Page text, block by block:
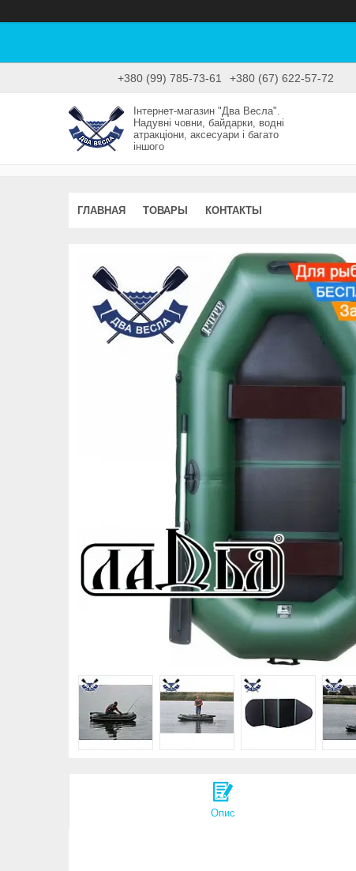
+380 (99) 785-73-61 +380 (67) 622-57-72
Інтернет-магазин "Два Весла".
Надувні човни, байдарки, водні
атракціони, аксесуари і багато
іншого
ГЛАВНАЯ ТОВАРЫ КОНТАКТЫ
Опис